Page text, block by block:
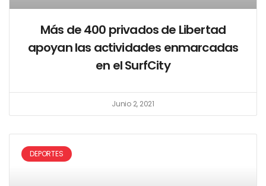
Más de 400 privados de Libertad
apoyan las actividades enmarcadas
en el SurfCity
Junio 2, 2021
DEPORTES